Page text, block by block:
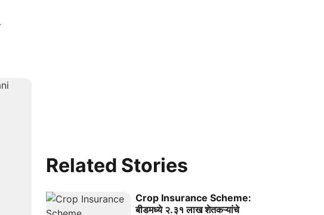
Related Stories
Crop Insurance Scheme:
बीडमध्ये २.३१ लाख शेतकऱ्यांचे